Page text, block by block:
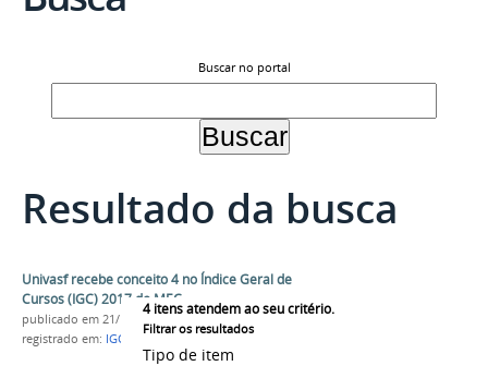
Buscar no portal
Resultado da busca
4itens atendem ao seu critério.
Filtrar os resultados
Tipo de item
Univasf recebe conceito 4 no Índice Geral de
Cursos (IGC) 2017 do MEC
publicado em 21/12/2018
registrado em: IGC CPC,Enade ,MEC,Inep